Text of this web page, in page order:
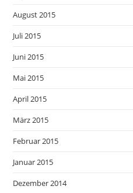
August 2015
Juli 2015
Juni 2015
Mai 2015
April 2015
März 2015
Februar 2015
Januar 2015
Dezember 2014